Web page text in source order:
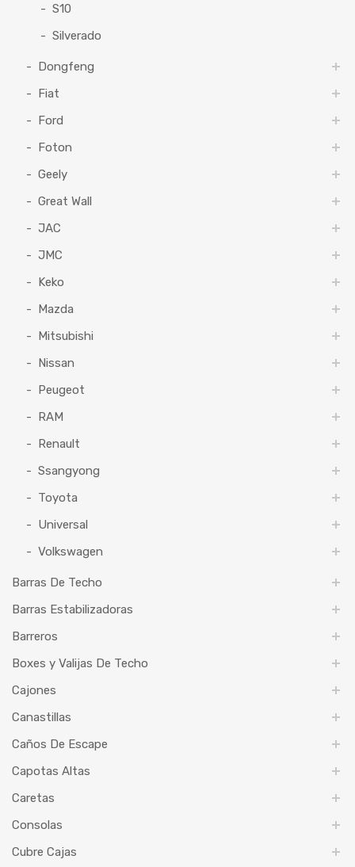
S10
Silverado
Dongfeng
Fiat
Ford
Foton
Geely
Great Wall
JAC
JMC
Keko
Mazda
Mitsubishi
Nissan
Peugeot
RAM
Renault
Ssangyong
Toyota
Universal
Volkswagen
Barras De Techo
Barras Estabilizadoras
Barreros
Boxes y Valijas De Techo
Cajones
Canastillas
Caños De Escape
Capotas Altas
Caretas
Consolas
Cubre Cajas